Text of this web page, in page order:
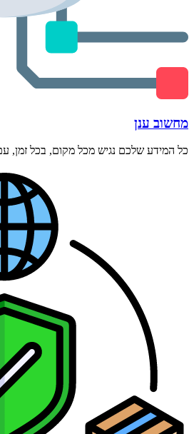
מחשוב ענן
כל המידע שלכם נגיש מכל מקום, בכל זמן,